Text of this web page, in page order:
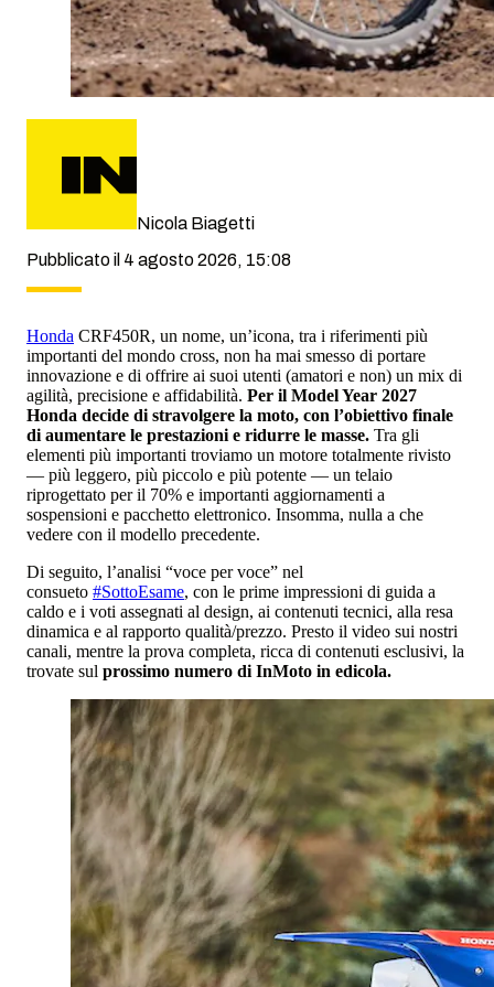
Nicola Biagetti
Pubblicato il 4 agosto 2026, 15:08
Honda CRF450R, un nome, un’icona, tra i riferimenti più
importanti del mondo cross, non ha mai smesso di portare
innovazione e di offrire ai suoi utenti (amatori e non) un mix di
agilità, precisione e affidabilità. Per il Model Year 2027
Honda decide di stravolgere la moto, con l’obiettivo finale
di aumentare le prestazioni e ridurre le masse. Tra gli
elementi più importanti troviamo un motore totalmente rivisto
— più leggero, più piccolo e più potente — un telaio
riprogettato per il 70% e importanti aggiornamenti a
sospensioni e pacchetto elettronico. Insomma, nulla a che
vedere con il modello precedente.
Di seguito, l’analisi “voce per voce” nel
consueto #SottoEsame, con le prime impressioni di guida a
caldo e i voti assegnati al design, ai contenuti tecnici, alla resa
dinamica e al rapporto qualità/prezzo. Presto il video sui nostri
canali, mentre la prova completa, ricca di contenuti esclusivi, la
trovate sul prossimo numero di InMoto in edicola.